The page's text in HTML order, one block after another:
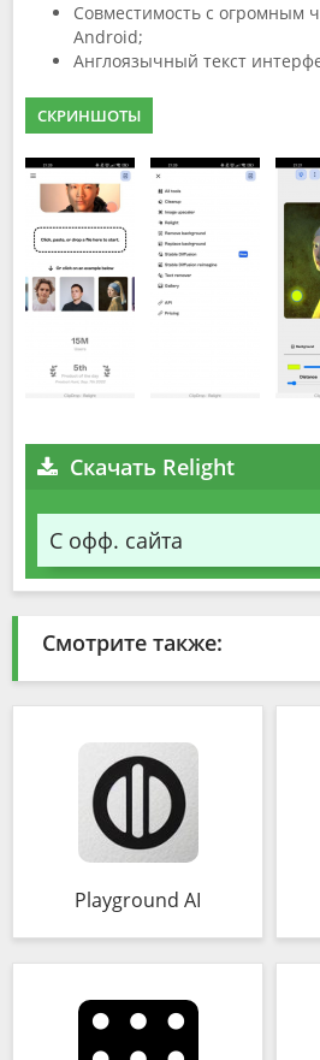
Совместимость с огромным
Android;
Англоязычный текст
СКРИНШОТЫ
Скачать Relight
С офф. сайта
Смотрите также:
Playground AI